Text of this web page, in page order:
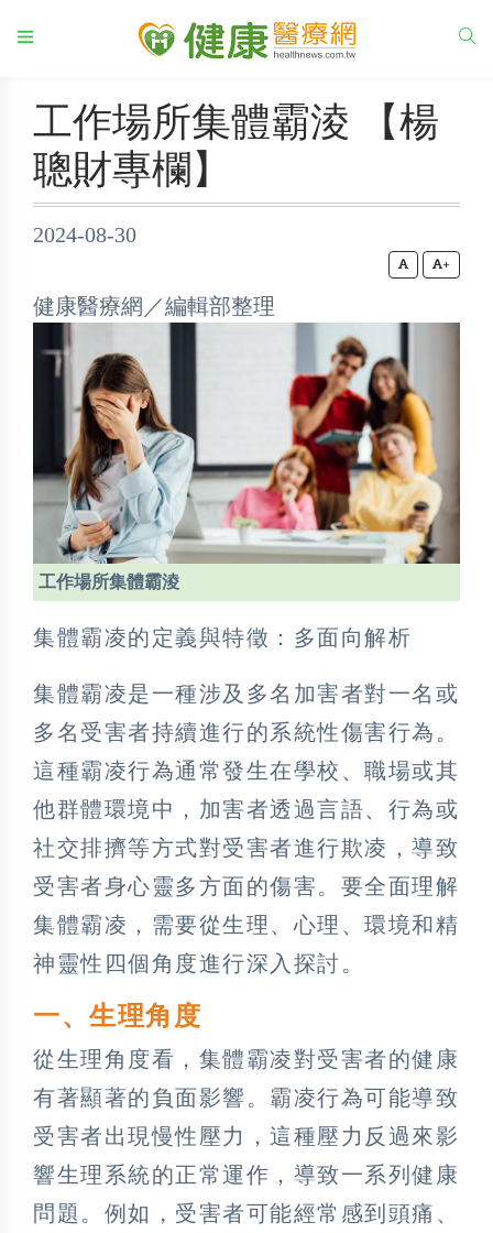
工作場所集體霸淩 【楊
聰財專欄】
2024-08-30
+
健康醫療網／編輯部整理
工作場所集體霸淩
集體霸凌的定義與特徵：多面向解析
集體霸凌是一種涉及多名加害者對一名或
多名受害者持續進行的系統性傷害行為。
這種霸凌行為通常發生在學校、職場或其
他群體環境中，加害者透過言語、行為或
社交排擠等方式對受害者進行欺凌，導致
受害者身心靈多方面的傷害。要全面理解
集體霸凌，需要從生理、心理、環境和精
神靈性四個角度進行深入探討。
一、生理角度
從生理角度看，集體霸凌對受害者的健康
有著顯著的負面影響。霸凌行為可能導致
受害者出現慢性壓力，這種壓力反過來影
響生理系統的正常運作，導致一系列健康
問題。例如，受害者可能經常感到頭痛、